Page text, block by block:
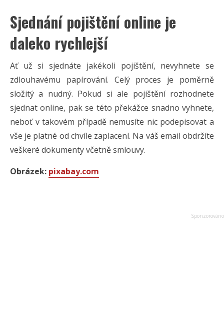
Sjednání pojištění online je
daleko rychlejší
Ať už si sjednáte jakékoli pojištění, nevyhnete se
zdlouhavému papírování. Celý proces je poměrně
složitý a nudný. Pokud si ale pojištění rozhodnete
sjednat online, pak se této překážce snadno vyhnete,
neboť v takovém případě nemusíte nic podepisovat a
vše je platné od chvíle zaplacení. Na váš email obdržíte
veškeré dokumenty včetně smlouvy.
Obrázek: pixabay.com